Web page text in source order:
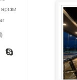
Skype